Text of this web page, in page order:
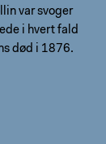
var svoger
i hvert fald
død i 1876.